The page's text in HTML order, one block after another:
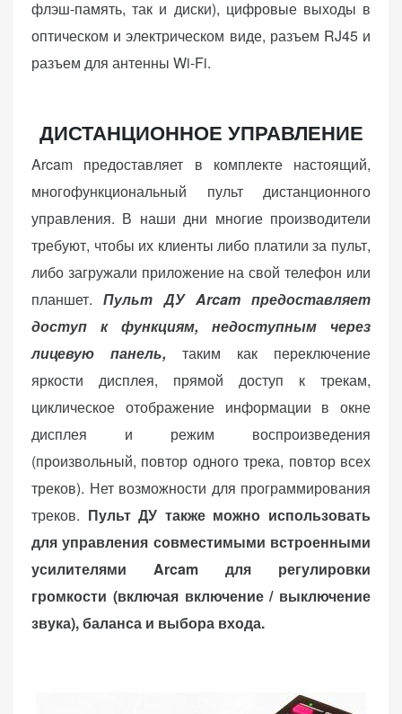
флэш-память, так и диски), цифровые выходы в
оптическом и электрическом виде, разъем RJ45 и
разъем для антенны Wi-Fi.
ДИСТАНЦИОННОЕ УПРАВЛЕНИЕ
Arcam предоставляет в комплекте настоящий,
многофункциональный пульт дистанционного
управления. В наши дни многие производители
требуют, чтобы их клиенты либо платили за пульт,
либо загружали приложение на свой телефон или
планшет.Пульт ДУ Arcam предоставляет
доступ к функциям, недоступным через
лицевую панель, таким как переключение
яркости дисплея, прямой доступ к трекам,
циклическое отображение информации в окне
дисплея и режим воспроизведения
(произвольный, повтор одного трека, повтор всех
треков). Нет возможности для программирования
треков. Пульт ДУ также можно использовать
для управления совместимыми встроенными
усилителями Arcam для регулировки
громкости (включая включение / выключение
звука), баланса и выбора входа.